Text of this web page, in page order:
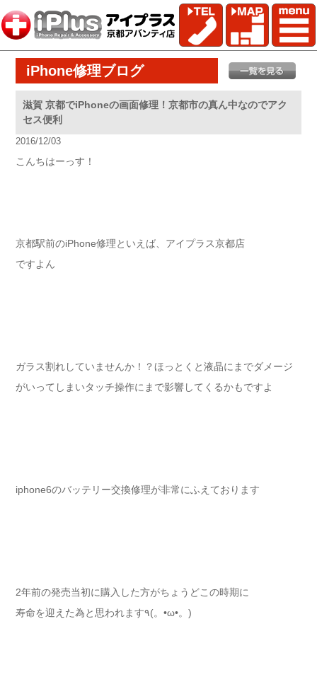
iPhone修理ブログ
滋賀 京都でiPhoneの画面修理！京都市の真ん中なのでアク
セス便利
2016/12/03
こんちはーっす！
京都駅前のiPhone修理といえば、アイプラス京都店
ですよん
ガラス割れしていませんか！？ほっとくと液晶にまでダメージ
がいってしまいタッチ操作にまで影響してくるかもですよ
iphone6のバッテリー交換修理が非常にふえております
2年前の発売当初に購入した方がちょうどこの時期に
寿命を迎えた為と思われます٩(。•ω•。)